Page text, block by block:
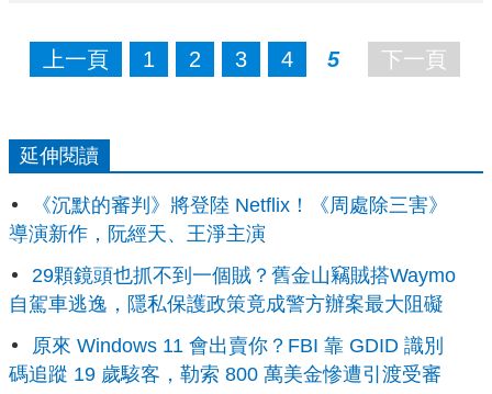
上一頁 1 2 3 4 5 下一頁
延伸閱讀
《沉默的審判》將登陸 Netflix！《周處除三害》
導演新作，阮經天、王淨主演
29顆鏡頭也抓不到一個賊？舊金山竊賊搭Waymo
自駕車逃逸，隱私保護政策竟成警方辦案最大阻礙
原來 Windows 11 會出賣你？FBI 靠 GDID 識別
碼追蹤 19 歲駭客，勒索 800 萬美金慘遭引渡受審